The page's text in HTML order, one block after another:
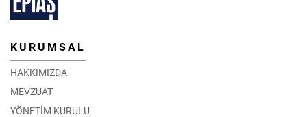
KURUMSAL
HAKKIMIZDA
MEVZUAT
YÖNETİM KURULU